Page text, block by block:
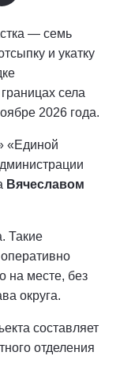
— семь
и укатку
села
2026 года.
«Единой
Вячеславом
Такие
на месте, без
округа.
составляет
отделения